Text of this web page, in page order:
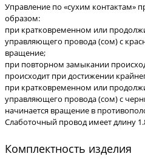
Управление по «сухим контактам»
образом:
при кратковременном или
управляющего провода (сом) с
вращение;
при повторном замыкании
происходит при достижении
при кратковременном или
управляющего провода (сом) с
начинается вращение в
Cлаботочный провод имеет длину
Комплектность изделия